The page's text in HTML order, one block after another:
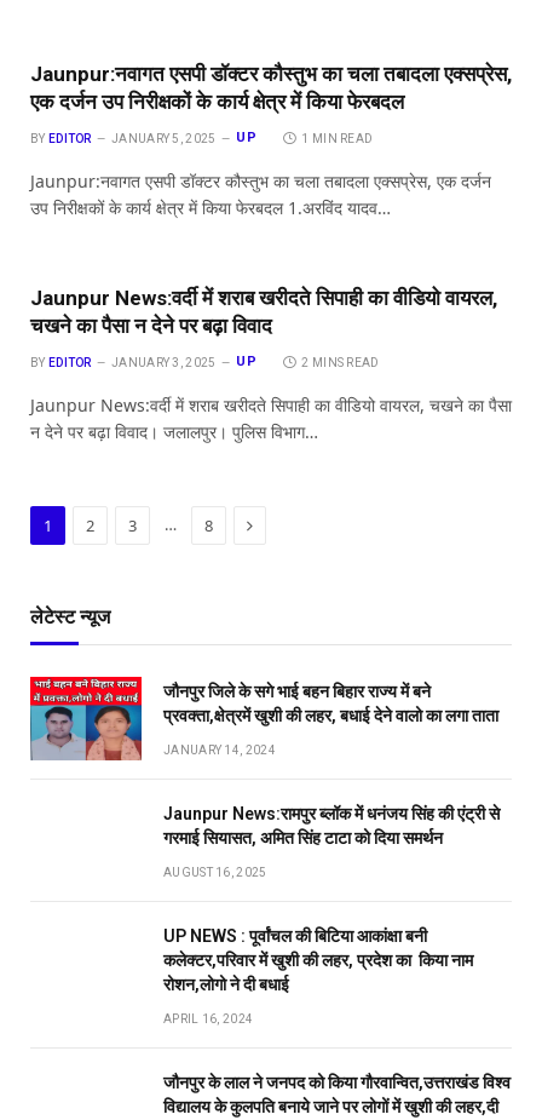
Jaunpur:नवागत एसपी डॉक्टर कौस्तुभ का चला तबादला एक्सप्रेस,
एक दर्जन उप निरीक्षकों के कार्य क्षेत्र में किया फेरबदल
BY EDITOR JANUARY 5, 2025 UP 1 MIN READ
Jaunpur:नवागत एसपी डॉक्टर कौस्तुभ का चला तबादला एक्सप्रेस, एक दर्जन
उप निरीक्षकों के कार्य क्षेत्र में किया फेरबदल 1.अरविंद यादव…
Jaunpur News:वर्दी में शराब खरीदते सिपाही का वीडियो वायरल,
चखने का पैसा न देने पर बढ़ा विवाद
BY EDITOR JANUARY 3, 2025 UP 2 MINS READ
Jaunpur News:वर्दी में शराब खरीदते सिपाही का वीडियो वायरल, चखने का पैसा
न देने पर बढ़ा विवाद। जलालपुर। पुलिस विभाग…
1 2 3 … 8 Next
लेटेस्ट न्यूज
जौनपुर जिले के सगे भाई बहन बिहार राज्य में बने
प्रवक्ता,क्षेत्रमें खुशी की लहर, बधाई देने वालो का लगा ताता
JANUARY 14, 2024
Jaunpur News:रामपुर ब्लॉक में धनंजय सिंह की एंट्री से
गरमाई सियासत, अमित सिंह टाटा को दिया समर्थन
AUGUST 16, 2025
UP NEWS : पूर्वांचल की बिटिया आकांक्षा बनी
कलेक्टर,परिवार में खुशी की लहर, प्रदेश का किया नाम
रोशन,लोगो ने दी बधाई
APRIL 16, 2024
जौनपुर के लाल ने जनपद को किया गौरवान्वित,उत्तराखंड विश्व
विद्यालय के कुलपति बनाये जाने पर लोगों में खुशी की लहर,दी